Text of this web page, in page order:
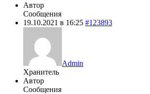
Автор
Сообщения
19.10.2021 в 16:25 #123893
Admin
Хранитель
Автор
Сообщения